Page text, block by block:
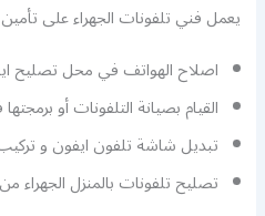
يعمل فني تلفونات الجهراء على
اصلاح الهواتف في محل تصليح
القيام بصيانة التلفونات أو
تبديل شاشة تلفون ايفون و
تصليح تلفونات بالمنزل